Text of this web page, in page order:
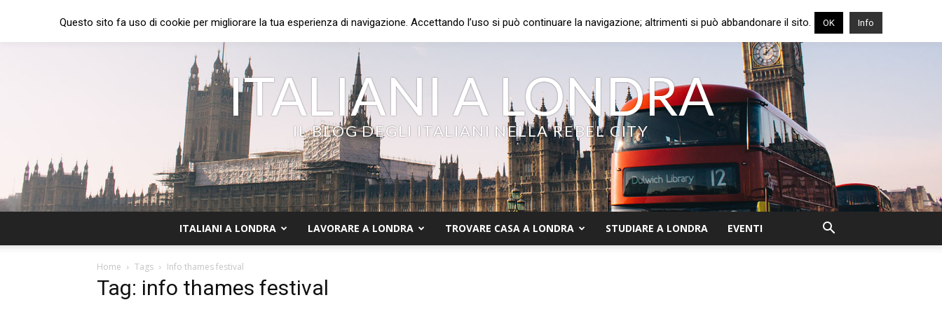
ITALIANI A LONDRA
IL BLOG DEGLI ITALIANI NELLA REBEL CITY
ITALIANI A LONDRA LAVORARE A LONDRA TROVARE CASA A LONDRA STUDIARE A LONDRA EVENTI
Home Tags Info thames festival
Tag: info thames festival
Questo sito fa uso di cookie per migliorare la tua esperienza di navigazione. Accettando l’uso si può continuare la navigazione; altrimenti si può abbandonare il sito. OK Info